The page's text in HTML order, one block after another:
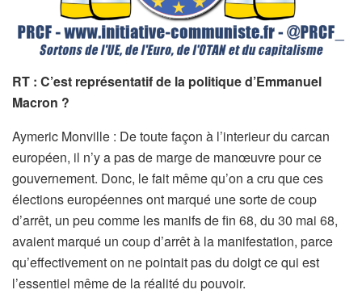
RT : C’est représentatif de la politique d’Emmanuel
Macron ?
Aymeric Monville : De toute façon à l’interieur du carcan
européen, il n’y a pas de marge de manœuvre pour ce
gouvernement. Donc, le fait même qu’on a cru que ces
élections européennes ont marqué une sorte de coup
d’arrêt, un peu comme les manifs de fin 68, du 30 mai 68,
avaient marqué un coup d’arrêt à la manifestation, parce
qu’effectivement on ne pointait pas du doigt ce qui est
l’essentiel même de la réalité du pouvoir.